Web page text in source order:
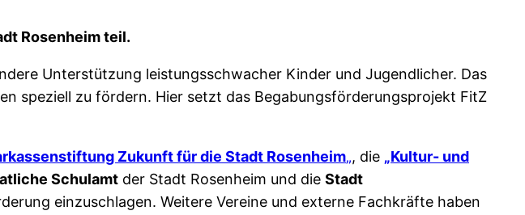
Rosenheim teil.
Unterstützung leistungsschwacher Kinder und Jugendlicher. Das
speziell zu fördern. Hier setzt das Begabungsförderungsprojekt FitZ
Zukunft für die Stadt Rosenheim„, die „Kultur- und
Schulamt der Stadt Rosenheim und die Stadt
einzuschlagen. Weitere Vereine und externe Fachkräfte haben